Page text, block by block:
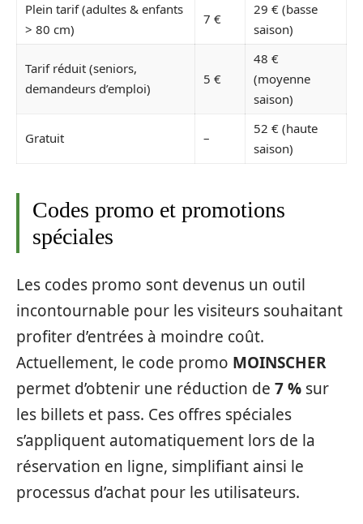
Plein tarif (adultes & enfants
> 80 cm)
7 €
29 € (basse
saison)
Tarif réduit (seniors,
demandeurs d’emploi)
5 €
48 €
(moyenne
saison)
Gratuit –
52 € (haute
saison)
Codes promo et promotions
spéciales
Les codes promo sont devenus un outil
incontournable pour les visiteurs souhaitant
profiter d’entrées à moindre coût.
Actuellement, le code promo MOINSCHER
permet d’obtenir une réduction de 7 % sur
les billets et pass. Ces offres spéciales
s’appliquent automatiquement lors de la
réservation en ligne, simplifiant ainsi le
processus d’achat pour les utilisateurs.